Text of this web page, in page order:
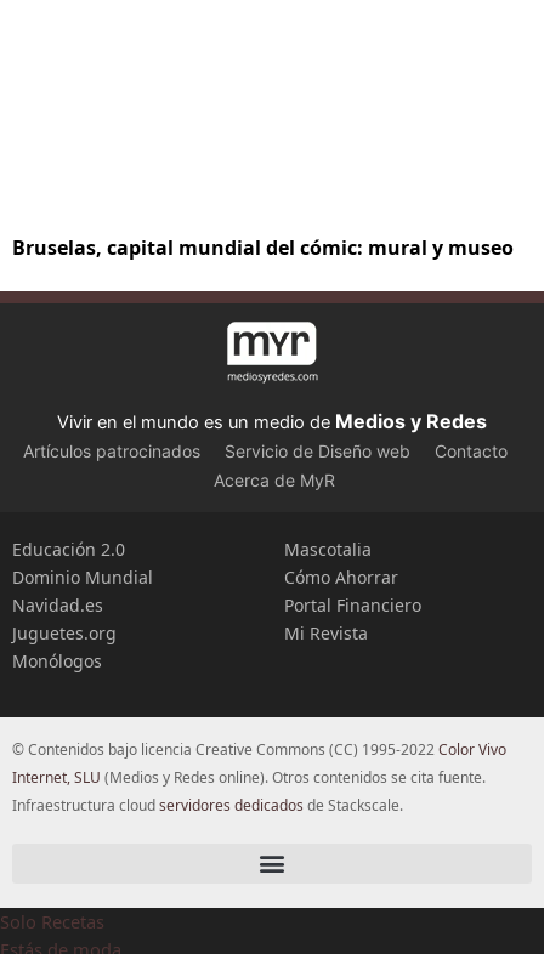
Bruselas, capital mundial del cómic: mural y museo
Vivir en el mundo es un medio de Medios y Redes
Artículos patrocinados Servicio de Diseño web
Contacto
Acerca de MyR
Educación 2.0
Dominio Mundial
Navidad.es
Juguetes.org
Monólogos
Mascotalia
Cómo Ahorrar
Portal Financiero
Mi Revista
© Contenidos bajo licencia Creative Commons (CC) 1995-2022Color Vivo
Internet, SLU (Medios y Redes online). Otros contenidos se cita fuente.
Infraestructura cloudservidores dedicados de Stackscale.
Solo Recetas
Estás de moda